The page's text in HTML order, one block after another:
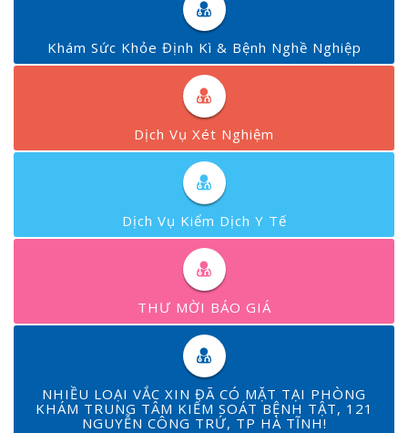
Khám Sức Khỏe Định Kì & Bệnh Nghề Nghiệp
Dịch Vụ Xét Nghiệm
Dịch Vụ Kiểm Dịch Y Tế
THƯ MỜI BÁO GIÁ
NHIỀU LOẠI VẮC XIN ĐÃ CÓ MẶT TẠI PHÒNG
KHÁM TRUNG TÂM KIỂM SOÁT BỆNH TẬT, 121
NGUYỄN CÔNG TRỨ, TP HÀ TĨNH!